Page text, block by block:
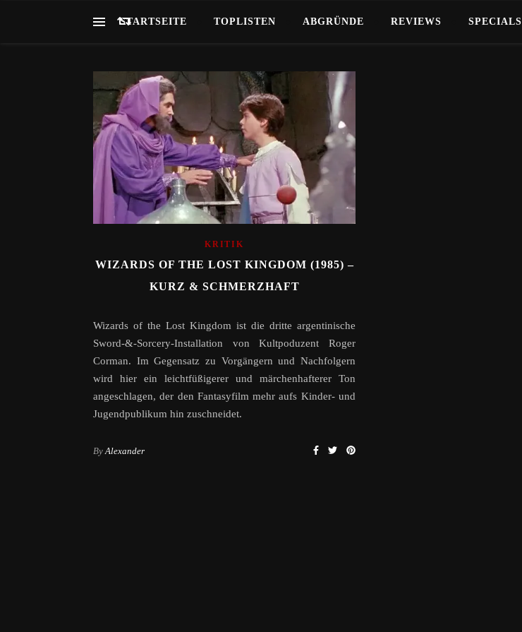
STARTSEITE TOPLISTEN ABGRÜNDE REVIEWS SPECIALS
KRITIK
WIZARDS OF THE LOST KINGDOM (1985) –
KURZ & SCHMERZHAFT
Wizards of the Lost Kingdom ist die dritte argentinische
Sword-&-Sorcery-Installation von Kultpoduzent Roger
Corman. Im Gegensatz zu Vorgängern und Nachfolgern
wird hier ein leichtfüßigerer und märchenhafterer Ton
angeschlagen, der den Fantasyfilm mehr aufs Kinder- und
Jugendpublikum hin zuschneidet.
By Alexander